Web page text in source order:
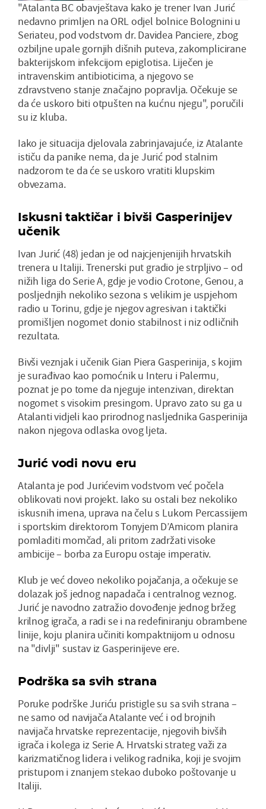
"Atalanta BC obavještava kako je trener Ivan Jurić
nedavno primljen na ORL odjel bolnice Bolognini u
Seriateu, pod vodstvom dr. Davidea Panciere, zbog
ozbiljne upale gornjih dišnih puteva, zakomplicirane
bakterijskom infekcijom epiglotisa. Liječen je
intravenskim antibioticima, a njegovo se
zdravstveno stanje značajno popravlja. Očekuje se
da će uskoro biti otpušten na kućnu njegu", poručili
su iz kluba.
Iako je situacija djelovala zabrinjavajuće, iz Atalante
ističu da panike nema, da je Jurić pod stalnim
nadzorom te da će se uskoro vratiti klupskim
obvezama.
Iskusni taktičar i bivši Gasperinijev
učenik
Ivan Jurić (48) jedan je od najcjenjenijih hrvatskih
trenera u Italiji. Trenerski put gradio je strpljivo – od
nižih liga do Serie A, gdje je vodio Crotone, Genou, a
posljednjih nekoliko sezona s velikim je uspjehom
radio u Torinu, gdje je njegov agresivan i taktički
promišljen nogomet donio stabilnost i niz odličnih
rezultata.
Bivši veznjak i učenik Gian Piera Gasperinija, s kojim
je surađivao kao pomoćnik u Interu i Palermu,
poznat je po tome da njeguje intenzivan, direktan
nogomet s visokim presingom. Upravo zato su ga u
Atalanti vidjeli kao prirodnog nasljednika Gasperinija
nakon njegova odlaska ovog ljeta.
Jurić vodi novu eru
Atalanta je pod Jurićevim vodstvom već počela
oblikovati novi projekt. Iako su ostali bez nekoliko
iskusnih imena, uprava na čelu s Lukom Percassijem
i sportskim direktorom Tonyjem D’Amicom planira
pomladiti momčad, ali pritom zadržati visoke
ambicije – borba za Europu ostaje imperativ.
Klub je već doveo nekoliko pojačanja, a očekuje se
dolazak još jednog napadača i centralnog veznog.
Jurić je navodno zatražio dovođenje jednog bržeg
krilnog igrača, a radi se i na redefiniranju obrambene
linije, koju planira učiniti kompaktnijom u odnosu
na "divlji" sustav iz Gasperinijeve ere.
Podrška sa svih strana
Poruke podrške Juriću pristigle su sa svih strana –
ne samo od navijača Atalante već i od brojnih
navijača hrvatske reprezentacije, njegovih bivših
igrača i kolega iz Serie A. Hrvatski strateg važi za
karizmatičnog lidera i velikog radnika, koji je svojim
pristupom i znanjem stekao duboko poštovanje u
Italiji.